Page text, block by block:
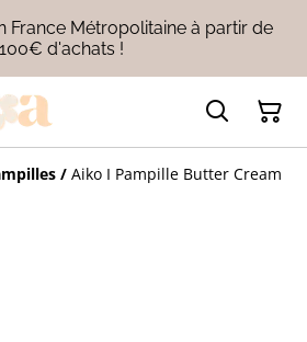
France Métropolitaine à partir de
100€ d'achats !
/ Aiko I Pampille Butter Cream